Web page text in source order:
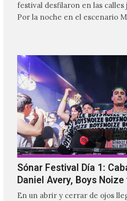
festival desfilaron en las calles
Por la noche en el escenario
Kouyou.
Sónar Festival Día 1:
Daniel Avery, Boys
En un abrir y cerrar de ojos